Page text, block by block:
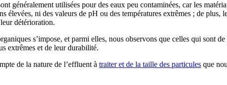
généralement utilisées pour des eaux peu contaminées, car les
ni des valeurs de pH ou des températures extrêmes ; de plus,
détérioration.
s’impose, et parmi elles, nous observons que celles qui sont
extrêmes et de leur durabilité.
de la nature de l’effluent à traiter et de la taille des particules que